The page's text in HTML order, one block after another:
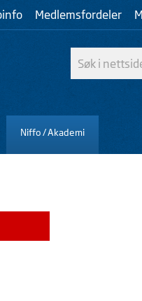
Medlemsfordeler
Niffo / Akademi